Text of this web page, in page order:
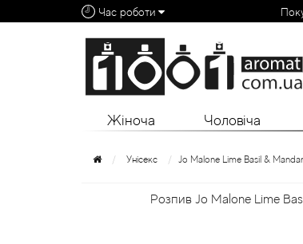
Час роботи
Алфавітний покажчик: 0 - 9 A B C D F G H
Жіноча Чоловіча
Унісекс Jo Malone Lime Basil &
Розпив Jo Malone Lime